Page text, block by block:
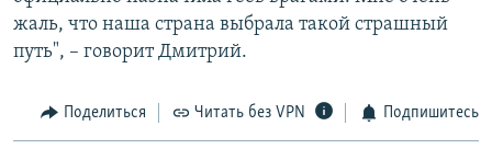
жаль, что наша страна выбрала такой страшный
путь", – говорит Дмитрий.
Поделиться Читать без VPN Подпишитесь